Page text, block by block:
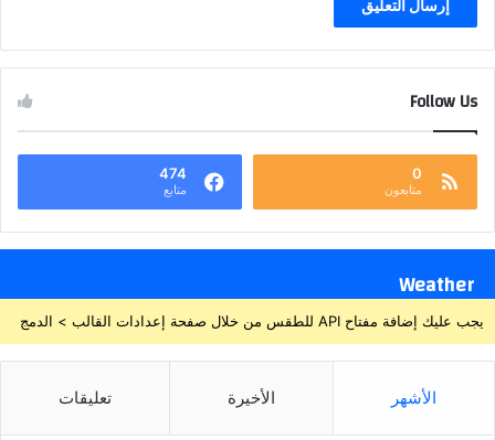
Follow Us
0
متابعون
474
متابع
Weather
يجب عليك إضافة مفتاح API للطقس من خلال صفحة إعدادات القالب > الدمج
الأشهر الأخيرة تعليقات